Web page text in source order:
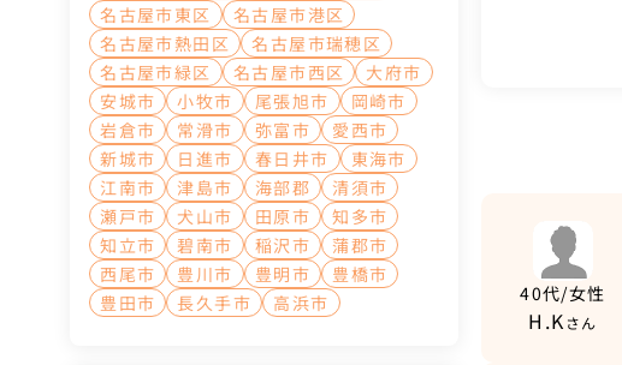
40代/女性
H.K さん
名古屋市東区
名古屋市港区
名古屋市熱田区
名古屋市瑞穂区
名古屋市緑区
名古屋市西区
大府市
安城市
小牧市 尾張旭市
岡崎市
岩倉市
常滑市 弥富市
愛西市
新城市
日進市 春日井市
東海市
江南市
津島市 海部郡
清須市
瀬戸市
犬山市 田原市
知多市
知立市
碧南市 稲沢市
蒲郡市
西尾市
豊川市 豊明市
豊橋市
豊田市
長久手市 高浜市